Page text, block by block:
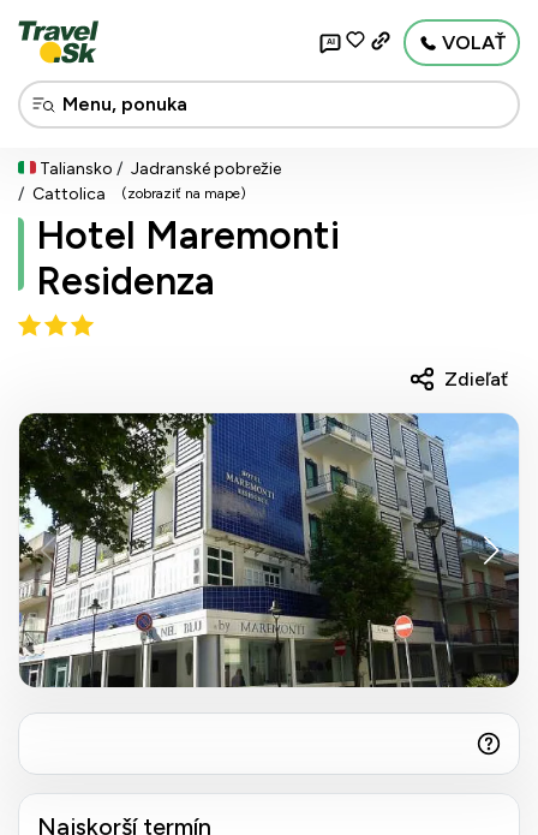
AI VOLAŤ
Taliansko
Jadranské pobrežie
Cattolica
(zobraziť na mape)
Hotel Maremonti
Residenza
Zdieľať
Najskorší termín